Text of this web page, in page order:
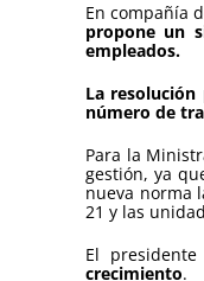
En compañía
propone un
empleados.
La
número de
Para la
gestión, ya
nueva norma
21 y las
El
crecimiento.